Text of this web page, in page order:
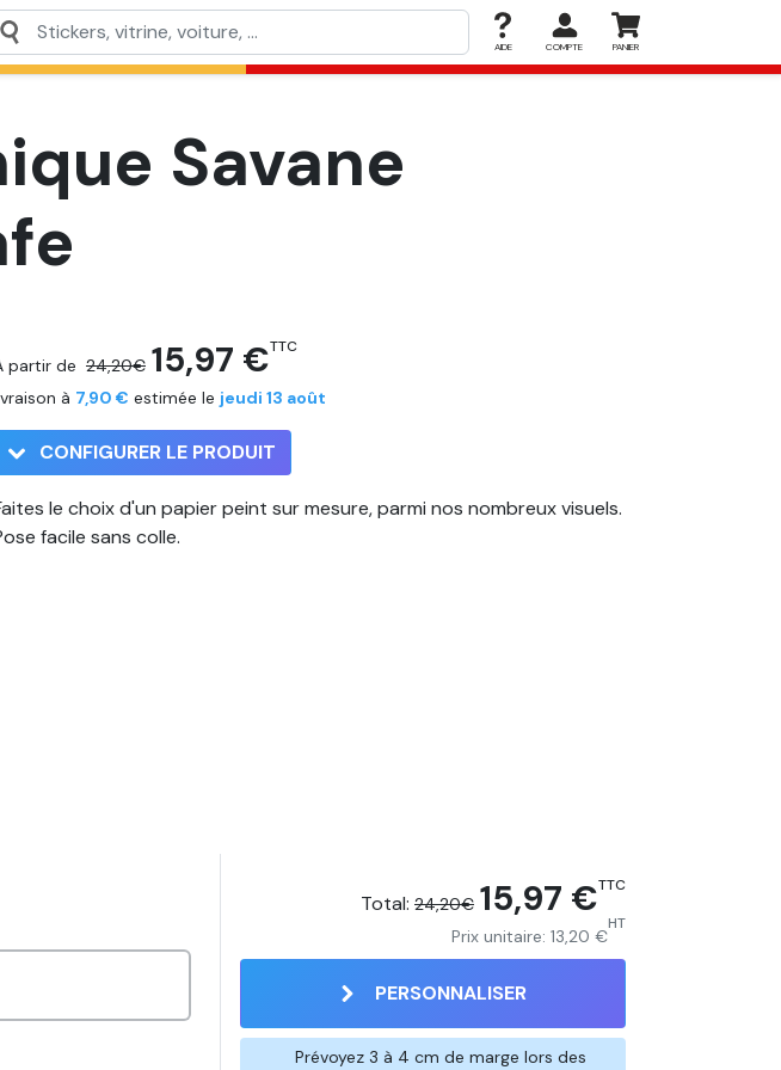
AIDE COMPTE PANIER
Savane
partir de 24,20€ 15,97 €TTC
à 7,90 € estimée le jeudi 13 août
CONFIGURER LE PRODUIT
le choix d'un papier peint sur mesure, parmi nos nombreux visuels.
facile sans colle.
Total: 24,20€ 15,97 €TTC
Prix unitaire: 13,20 €
HT
PERSONNALISER
Prévoyez 3 à 4 cm de marge lors des